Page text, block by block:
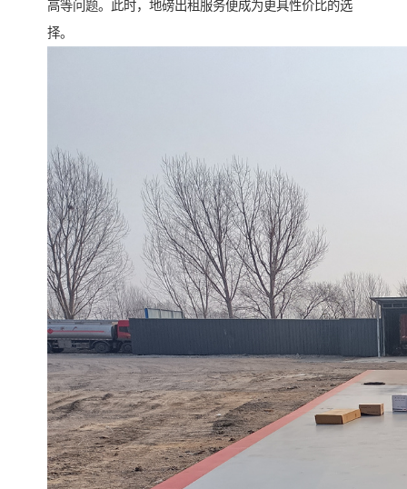
高等问题。此时，地磅出租服务便成为更具性价比的选
择。